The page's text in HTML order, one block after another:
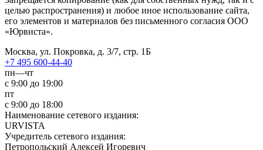
целью распространения) и любое иное использование сайта,
его элементов и материалов без письменного согласия ООО
«Юрвиста».
Москва, ул. Покровка, д. 3/7, стр. 1Б
+7 495 600-44-40
пн—чт
с 9:00 до 19:00
пт
с 9:00 до 18:00
Наименование сетевого издания:
URVISTA
Учредитель сетевого издания:
Петропольский Алексей Игоревич